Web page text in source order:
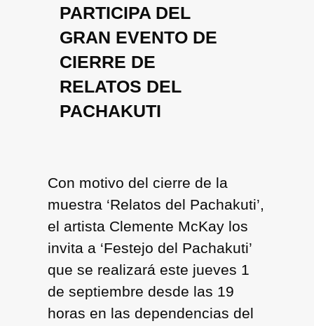
PARTICIPA DEL
GRAN EVENTO DE
CIERRE DE
RELATOS DEL
PACHAKUTI
Con motivo del cierre de la
muestra ‘Relatos del Pachakuti’,
el artista Clemente McKay los
invita a ‘Festejo del Pachakuti’
que se realizará este jueves 1
de septiembre desde las 19
horas en las dependencias del